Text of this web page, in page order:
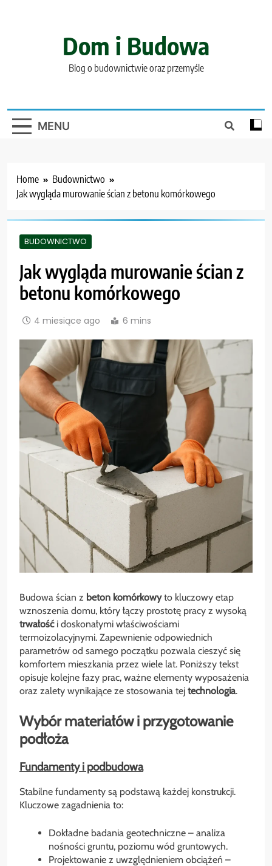
Dom i Budowa
Blog o budownictwie oraz przemyśle
MENU
Home
Budownictwo
Jak wygląda murowanie ścian z betonu komórkowego
BUDOWNICTWO
Jak wygląda murowanie ścian z
betonu komórkowego
4 miesiące ago 6 mins
Budowa ścian z beton komórkowyto kluczowy etap
wznoszenia domu, który łączy prostotę pracy z wysoką
trwałośći doskonałymi właściwościami
termoizolacyjnymi. Zapewnienie odpowiednich
parametrów od samego początku pozwala cieszyć się
komfortem mieszkania przez wiele lat. Poniższy tekst
opisuje kolejne fazy prac, ważne elementy wyposażenia
oraz zalety wynikające ze stosowania tej technologia.
Wybór materiałów i przygotowanie
podłoża
Fundamenty i podbudowa
Stabilne fundamenty są podstawą każdej konstrukcji.
Kluczowe zagadnienia to:
Dokładne badania geotechniczne – analiza
nośności gruntu, poziomu wód gruntowych.
Projektowanie z uwzględnieniem obciążeń –